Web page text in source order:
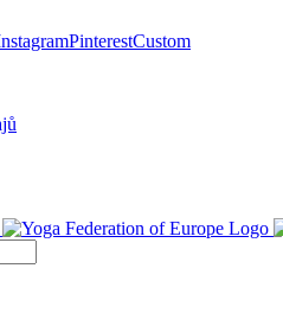
PinterestCustom